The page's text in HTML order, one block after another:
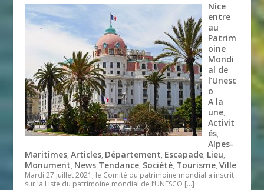
Nice
entre
au
Patrim
oine
Mondi
al de
l’Unesc
o
A la
une,
Activit
és,
Alpes-
Maritimes,Articles, Département, Escapade, Lieu,
Monument, News Tendance, Société, Tourisme,Ville
Mardi 27 juillet 2021, le Comité du patrimoine mondial a inscrit
sur la Liste du patrimoine mondial de l’UNESCO […]